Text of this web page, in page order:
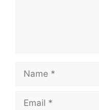
Name
Email